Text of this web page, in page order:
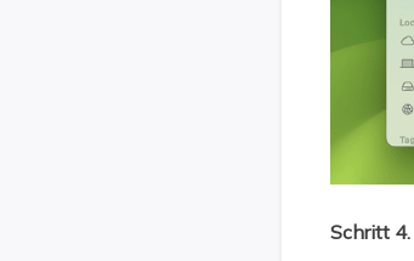
Schritt 4.